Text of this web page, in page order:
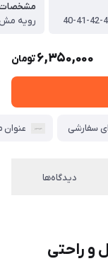
40-41-42-
مشخصات
رویه
6,350,000تومان
سفارشی عنوان
دیدگاه‌ها
و راحتی